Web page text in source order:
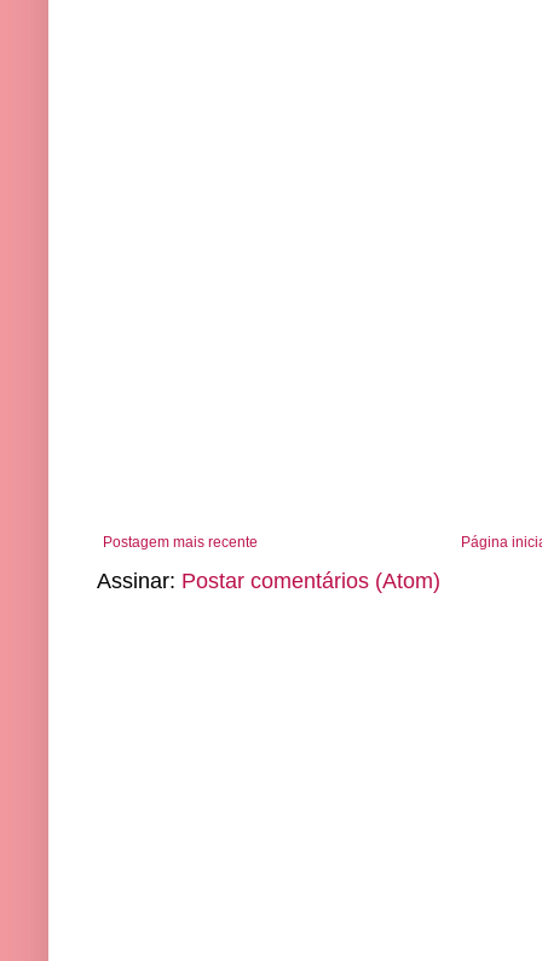
Postagem mais recente Página
Assinar: Postar comentários (Atom)